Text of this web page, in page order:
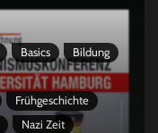
Basics
Bildung
Frühgeschichte
Nazi Zeit